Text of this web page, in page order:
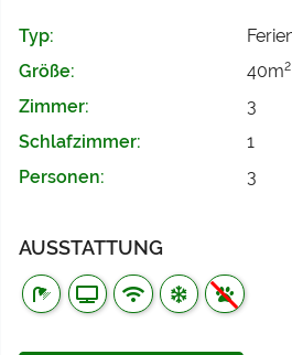
Typ:
Größe:
40m2
Zimmer:
3
Schlafzimmer:
1
Personen:
3
AUSSTATTUNG